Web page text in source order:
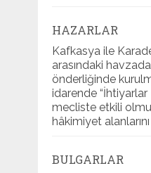
HAZARLAR
Kafkasya ile
arasındaki
önderliğinde
idarende “İhtiyarlar
mecliste etkili
hâkimiyet
BULGARLAR